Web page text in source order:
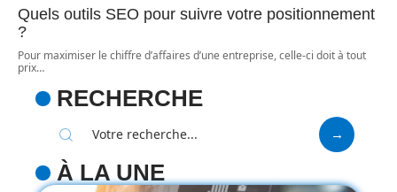
Quels outils SEO pour suivre votre positionnement
?
Pour maximiser le chiffre d’affaires d’une entreprise, celle-ci doit à tout
prix…
RECHERCHE
À LA UNE